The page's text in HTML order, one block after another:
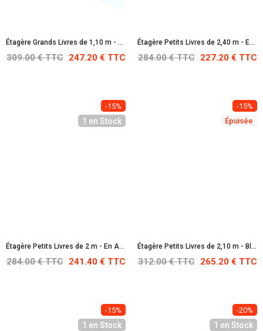
Étagère Grands Livres de 1,10 m - Blanche : RAL 9010
309.00 € TTC 247.20 € TTC
Étagère Petits Livres de 2,40 m - En Acier Inoxydable
284.00 € TTC 227.20 € TTC
-15%
1 en Stock
Étagère Petits Livres de 2 m - En Acier Inoxydable
284.00 € TTC 241.40 € TTC
-15%
Épuisée
Étagère Petits Livres de 2,10 m - Blanche RAL 9010
312.00 € TTC 265.20 € TTC
-15%
1 en Stock
-20%
1 en Stock